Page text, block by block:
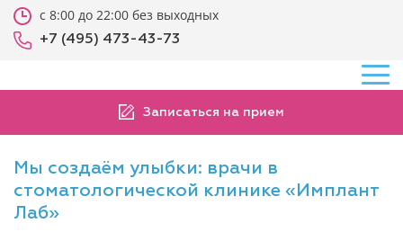
с 8:00 до 22:00 без выходных
+7 (495) 473-43-73
Записаться на прием
Мы создаём улыбки: врачи в
стоматологической клинике «Имплант
Лаб»